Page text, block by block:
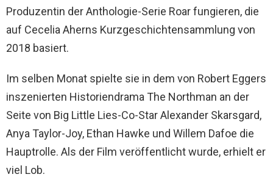
Produzentin der Anthologie-Serie Roar fungieren, die
auf Cecelia Aherns Kurzgeschichtensammlung von
2018 basiert.
Im selben Monat spielte sie in dem von Robert Eggers
inszenierten Historiendrama The Northman an der
Seite von Big Little Lies-Co-Star Alexander Skarsgard,
Anya Taylor-Joy, Ethan Hawke und Willem Dafoe die
Hauptrolle. Als der Film veröffentlicht wurde, erhielt er
viel Lob.